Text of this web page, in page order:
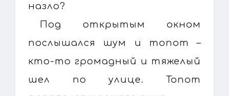
назло?
Под открытым окном
послышался шум и топот –
кто-то громадный и тяжелый
шел по улице. Топот